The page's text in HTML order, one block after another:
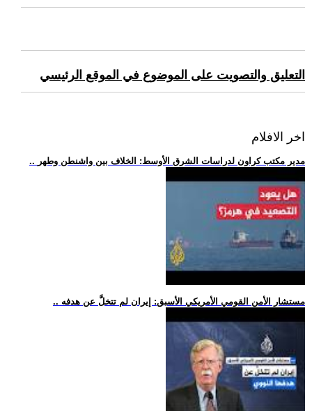
التعليق والتصويت على الموضوع في الموقع الرئيسي
اخر الافلام
.. مدير مكتب كراون لدراسات الشرق الأوسط: الخلاف بين واشنطن وطهر
.. مستشار الأمن القومي الأمريكي الأسبق: إيران لم تتخلَّ عن هدفه